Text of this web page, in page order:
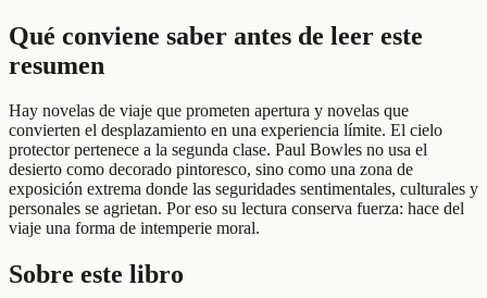
Qué conviene saber antes de leer este
resumen
Hay novelas de viaje que prometen apertura y novelas que
convierten el desplazamiento en una experiencia límite. El cielo
protector pertenece a la segunda clase. Paul Bowles no usa el
desierto como decorado pintoresco, sino como una zona de
exposición extrema donde las seguridades sentimentales, culturales y
personales se agrietan. Por eso su lectura conserva fuerza: hace del
viaje una forma de intemperie moral.
Sobre este libro